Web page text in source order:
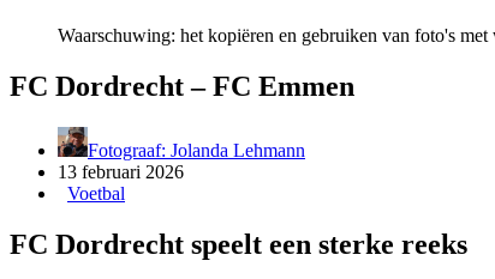
Waarschuwing: het kopiëren en gebruiken van foto's
FC Dordrecht – FC Emmen
Fotograaf: Jolanda Lehmann
13 februari 2026
Voetbal
FC Dordrecht speelt een sterke reeks